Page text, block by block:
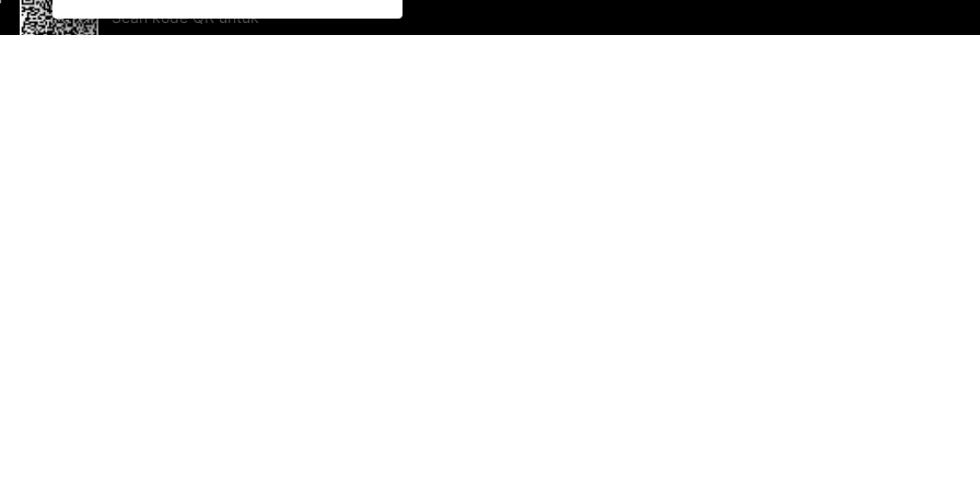
Scan kode QR untuk
mengunduh sekarang!